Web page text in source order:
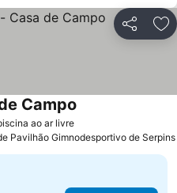
Partilhar
ao ar livre
Campo
Pavilhão Gimnodesportivo de Serpins